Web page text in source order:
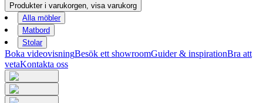
Produkter i varukorgen, visa varukorg
Alla möbler
Matbord
Stolar
Boka videovisningBesök ett showroomGuider & inspirationBra att
vetaKontakta oss